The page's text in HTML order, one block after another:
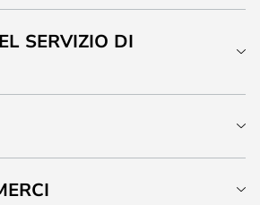
SERVIZIO DI